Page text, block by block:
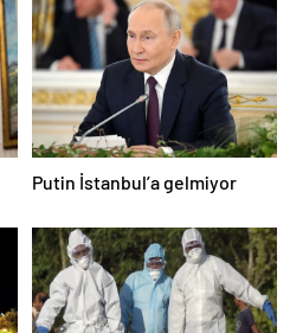
Putin İstanbul’a gelmiyor